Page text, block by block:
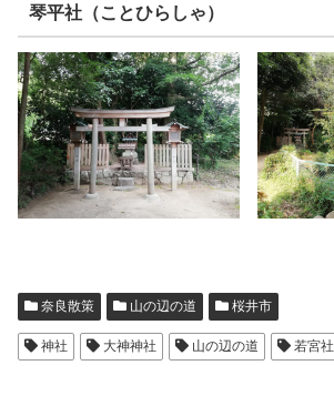
琴平社（ことひらしゃ）
奈良散策 山の辺の道 桜井市
神社 大神神社 山の辺の道 若宮社